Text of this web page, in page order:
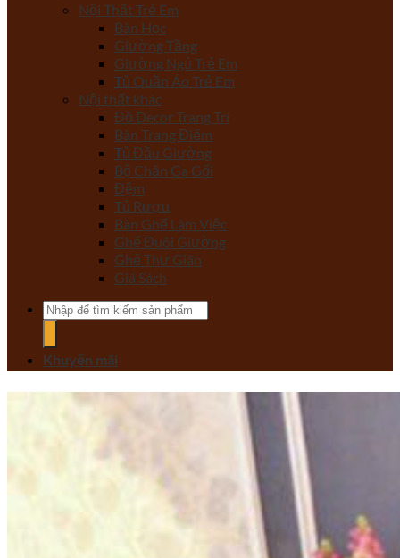
Nội Thất Trẻ Em
Bàn Học
Giường Tầng
Giường Ngủ Trẻ Em
Tủ Quần Áo Trẻ Em
Nội thất khác
Đồ Decor Trang Trí
Bàn Trang Điểm
Tủ Đầu Giường
Bộ Chăn Ga Gối
Đệm
Tủ Rượu
Bàn Ghế Làm Việc
Ghế Đuôi Giường
Ghế Thư Giãn
Giá Sách
Tìm
kiếm:
Khuyến mãi